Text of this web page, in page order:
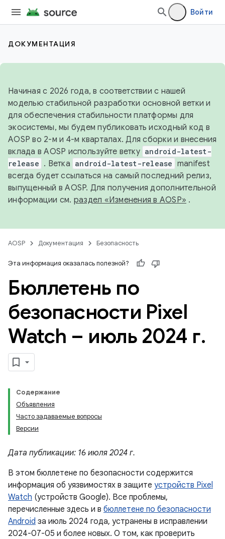
Войти
ДОКУМЕНТАЦИЯ
Начиная с 2026 года, в соответствии с нашей
моделью стабильной разработки основной ветки и
для обеспечения стабильности платформы для
экосистемы, мы будем публиковать исходный код в
AOSP во 2-м и 4-м кварталах. Для сборки и внесения
вклада в AOSP используйте ветку android-latest-
release . Ветка android-latest-release manifest
всегда будет ссылаться на самый последний релиз,
выпущенный в AOSP. Для получения дополнительной
информации см. раздел «Изменения в AOSP» .
AOSP Документация Безопасность
Эта информация оказалась полезной?
Бюллетень по
безопасности Pixel
Watch – июль 2024 г.
Содержание
Объявления
Часто задаваемые вопросы
Версии
Дата публикации: 16 июля 2024 г.
В этом бюллетене по безопасности содержится
информация об уязвимостях в защите устройств Pixel
Watch (устройств Google). Все проблемы,
перечисленные здесь и в бюллетене по безопасности
Android за июль 2024 года, устранены в исправлении
2024-07-05 и более новых. О том, как проверить